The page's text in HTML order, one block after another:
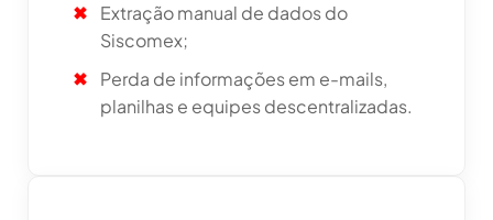
Extração manual de dados do
Siscomex;
Perda de informações em e-mails,
planilhas e equipes descentralizadas.